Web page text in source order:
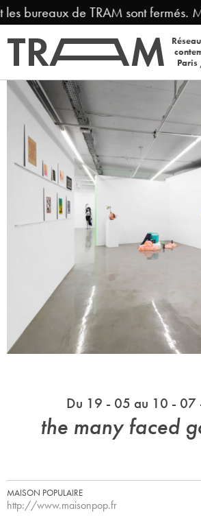
bureaux de TRAM sont fermés.
Paris
Du 19 - 05 au 10 - 07
the many faced
MAISON POPULAIRE
http://www.maisonpop.fr